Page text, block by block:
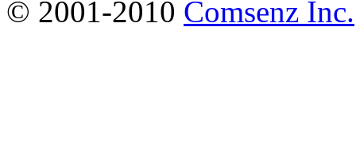
© 2001-2010 Comsenz Inc.